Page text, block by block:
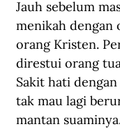
Jauh sebelum
menikah dengan
orang Kristen.
direstui orang
Sakit hati
tak mau lagi
mantan